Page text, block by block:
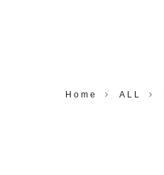
Home ALL